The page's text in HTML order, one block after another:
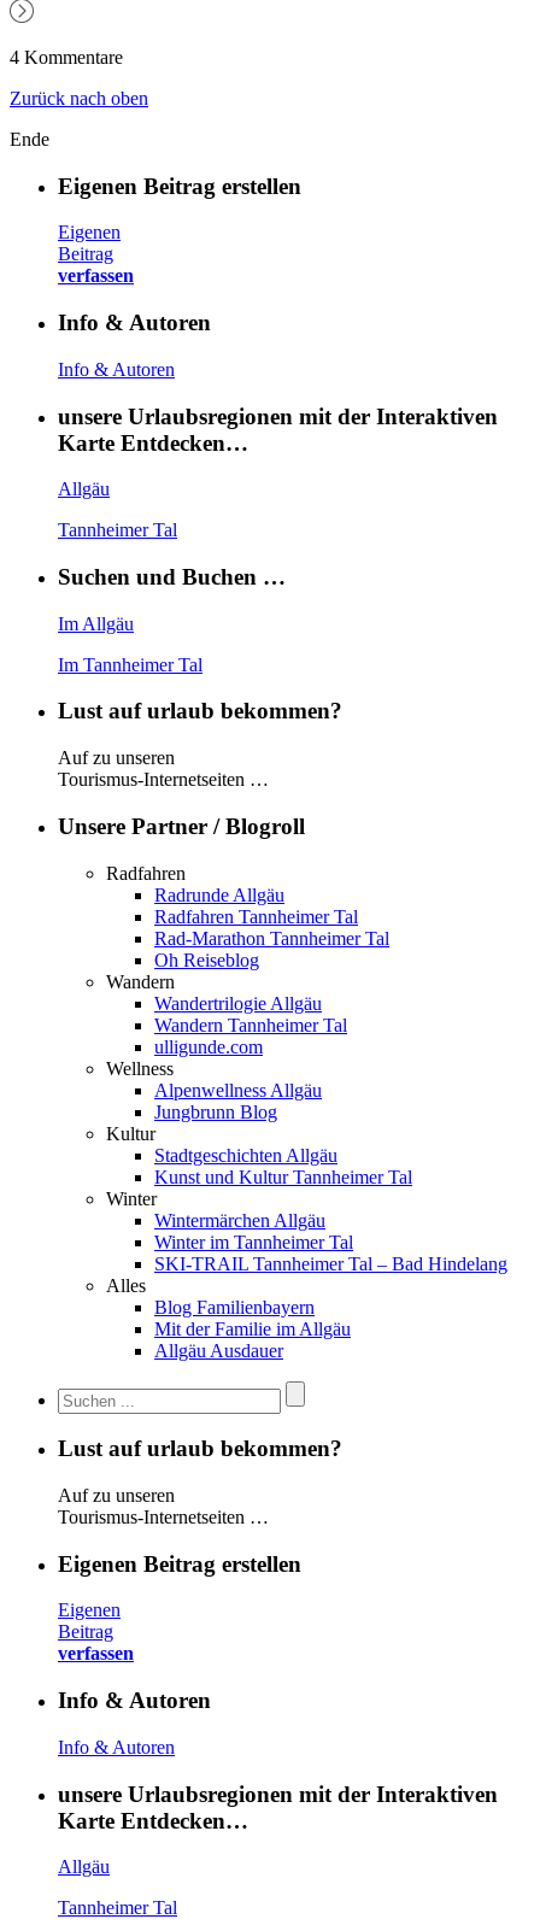
4 Kommentare
Zurück nach oben
Ende
Eigenen Beitrag erstellen
Eigenen
Beitrag
verfassen
Info & Autoren
Info & Autoren
unsere Urlaubsregionen mit der Interaktiven
Karte Entdecken…
Allgäu
Tannheimer Tal
Suchen und Buchen …
Im Allgäu
Im Tannheimer Tal
Lust auf urlaub bekommen?
Auf zu unseren
Tourismus-Internetseiten …
Unsere Partner / Blogroll
Radfahren
Radrunde Allgäu
Radfahren Tannheimer Tal
Rad-Marathon Tannheimer Tal
Oh Reiseblog
Wandern
Wandertrilogie Allgäu
Wandern Tannheimer Tal
ulligunde.com
Wellness
Alpenwellness Allgäu
Jungbrunn Blog
Kultur
Stadtgeschichten Allgäu
Kunst und Kultur Tannheimer Tal
Winter
Wintermärchen Allgäu
Winter im Tannheimer Tal
SKI-TRAIL Tannheimer Tal – Bad Hindelang
Alles
Blog Familienbayern
Mit der Familie im Allgäu
Allgäu Ausdauer
Lust auf urlaub bekommen?
Auf zu unseren
Tourismus-Internetseiten …
Eigenen Beitrag erstellen
Eigenen
Beitrag
verfassen
Info & Autoren
Info & Autoren
unsere Urlaubsregionen mit der Interaktiven
Karte Entdecken…
Allgäu
Tannheimer Tal